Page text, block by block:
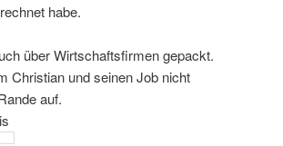
habe.
über Wirtschaftsfirmen gepackt.
Christian und seinen Job nicht
auf.